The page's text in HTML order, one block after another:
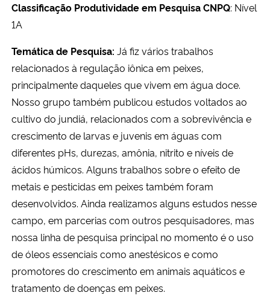
Classificação Produtividade em Pesquisa CNPQ: Nível
1A
Temática de Pesquisa: Já fiz vários trabalhos
relacionadosà regulação iônica em peixes,
principalmentedaqueles que vivem em água doce.
Nosso grupo também publicou estudosvoltados ao
cultivo do jundiá, relacionados com a sobrevivência e
crescimento de larvas e juvenis em águas com
diferentes pHs, durezas, amônia, nitrito e níveis de
ácidos húmicos. Algunstrabalhos sobreo efeito de
metais e pesticidas em peixes também foram
desenvolvidos. Ainda realizamos algunsestudos nesse
campo, em parcerias com outros pesquisadores, mas
nossa linha de pesquisa principal no momento é o uso
de óleos essenciais como anestésicos ecomo
promotores do crescimento em animais aquáticos e
tratamento de doenças em peixes.